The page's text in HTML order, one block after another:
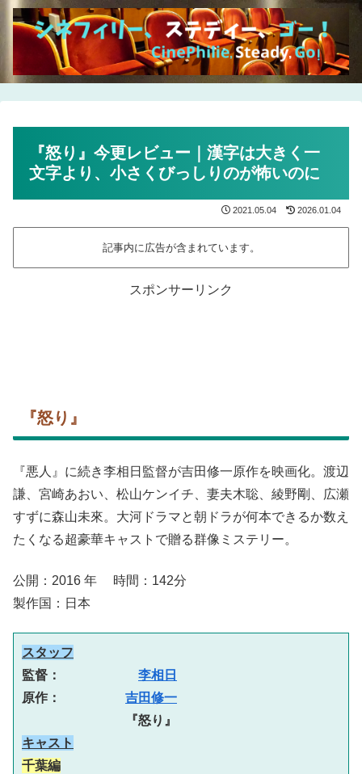
『怒り』今更レビュー｜漢字は大きく一
文字より、小さくびっしりのが怖いのに
2021.05.04 2026.01.04
記事内に広告が含まれています。
スポンサーリンク
『怒り』
『悪人』に続き李相日監督が吉田修一原作を映画化。渡辺
謙、宮崎あおい、松山ケンイチ、妻夫木聡、綾野剛、広瀬
すずに森山未來。大河ドラマと朝ドラが何本できるか数え
たくなる超豪華キャストで贈る群像ミステリー。
公開：2016 年 時間：142分
製作国：日本
スタッフ
監督： 李相日
原作： 吉田修一
『怒り』
キャスト
千葉編